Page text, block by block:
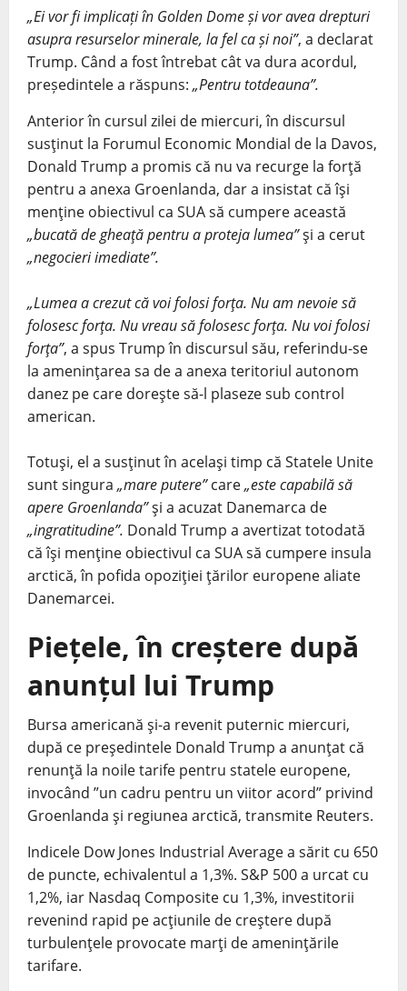
„Ei vor fi implicați în Golden Dome și vor avea drepturi
asupra resurselor minerale, la fel ca și noi”, a declarat
Trump. Când a fost întrebat cât va dura acordul,
președintele a răspuns: „Pentru totdeauna”.
Anterior în cursul zilei de miercuri, în discursul
susţinut la Forumul Economic Mondial de la Davos,
Donald Trump a promis că nu va recurge la forţă
pentru a anexa Groenlanda, dar a insistat că îşi
menţine obiectivul ca SUA să cumpere această
„bucată de gheaţă pentru a proteja lumea”şi a cerut
„negocieri imediate”.
„Lumea a crezut că voi folosi forţa. Nu am nevoie să
folosesc forţa. Nu vreau să folosesc forţa. Nu voi folosi
forţa”, a spus Trump în discursul său, referindu-se
la ameninţarea sa de a anexa teritoriul autonom
danez pe care doreşte să-l plaseze sub control
american.
Totuşi, el a susţinut în acelaşi timp că Statele Unite
sunt singura „mare putere”care„este capabilă să
apere Groenlanda”şi a acuzat Danemarca de
„ingratitudine”. Donald Trump a avertizat totodată
că îşi menţine obiectivul ca SUA să cumpere insula
arctică, în pofida opoziţiei ţărilor europene aliate
Danemarcei.
Piețele, în creștere după
anunțul lui Trump
Bursa americană şi-a revenit puternic miercuri,
după ce preşedintele Donald Trump a anunţat că
renunţă la noile tarife pentru statele europene,
invocând ”un cadru pentru un viitor acord” privind
Groenlanda şi regiunea arctică, transmite Reuters.
Indicele Dow Jones Industrial Average a sărit cu 650
de puncte, echivalentul a 1,3%. S&P 500 a urcat cu
1,2%, iar Nasdaq Composite cu 1,3%, investitorii
revenind rapid pe acţiunile de creştere după
turbulenţele provocate marţi de ameninţările
tarifare.